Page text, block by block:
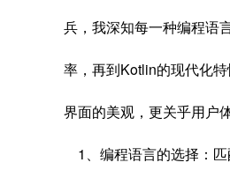
兵，我深知每一种编程语
率，再到Kotlin的现代化
界面的美观，更关乎用户
1、编程语言的选择：